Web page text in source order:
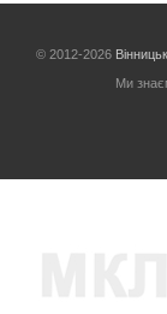
© 2012-2026
Ми